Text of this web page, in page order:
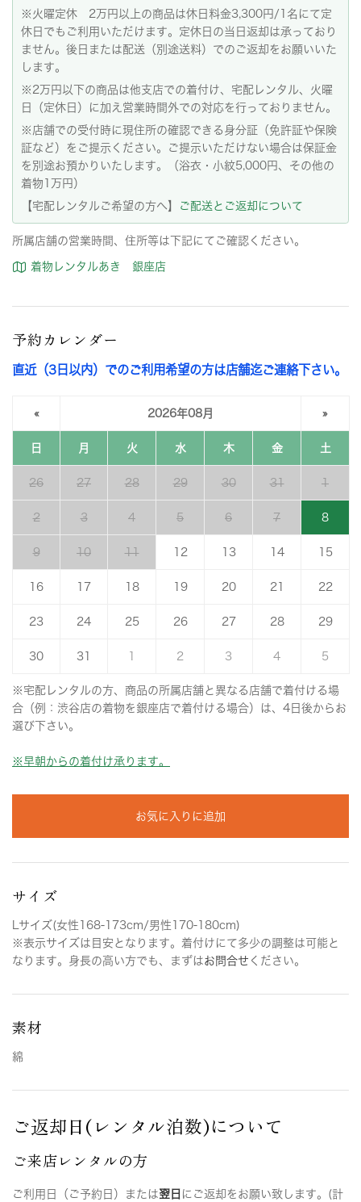
※火曜定休 2万円以上の商品は休日料金3,300円/1名にて定
休日でもご利用いただけます。定休日の当日返却は承っており
ません。後日または配送（別途送料）でのご返却をお願いいた
します。
※2万円以下の商品は他支店での着付け、宅配レンタル、火曜
日（定休日）に加え営業時間外での対応を行っておりません。
※店舗での受付時に現住所の確認できる身分証（免許証や保険
証など）をご提示ください。ご提示いただけない場合は保証金
を別途お預かりいたします。（浴衣・小紋5,000円、その他の
着物1万円）
【宅配レンタルご希望の方へ】
ご配送とご返却について
所属店舗の営業時間、住所等は下記にてご確認ください。
着物レンタルあき 銀座店
予約カレンダー
直近（3日以内）でのご利用希望の方は店舗迄ご連絡下さい。
« 2026年08月 »
日 月 火 水 木 金 土
26 27 28 29 30 31 1
2 3 4 5 6 7 8
9 10 11 12 13 14 15
16 17 18 19 20 21 22
23 24 25 26 27 28 29
30 31 2 3 4 5
※宅配レンタルの方、商品の所属店舗と異なる店舗で着付ける場
合（例：渋谷店の着物を銀座店で着付ける場合）は、4日後からお
選び下さい。
※早朝からの着付け承ります。
お気に入りに追加
サイズ
Lサイズ(女性168-173cm/男性170-180cm)
※表示サイズは目安となります。着付けにて多少の調整は可能と
なります。身長の高い方でも、まずはお問合せ ください。
素材
綿
ご返却日(レンタル泊数)について
ご来店レンタルの方
ご利用日（ご予約日）または翌日 にご返却をお願い致します。(計